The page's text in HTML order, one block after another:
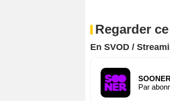
Regarder
En SVOD /
SOONER
Par